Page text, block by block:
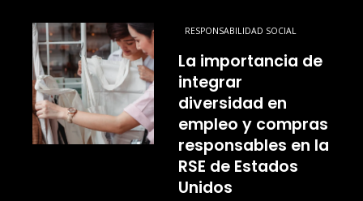
RESPONSABILIDAD SOCIAL
La importancia de
integrar
diversidad en
empleo y compras
responsables en la
RSE de Estados
Unidos